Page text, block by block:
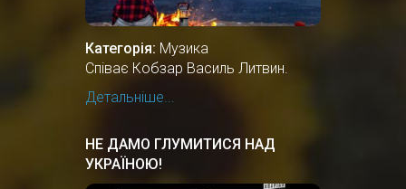
Категорія: Музика
Співає Кобзар Василь Литвин.
Детальніше...
НЕ ДАМО ГЛУМИТИСЯ НАД
УКРАЇНОЮ!